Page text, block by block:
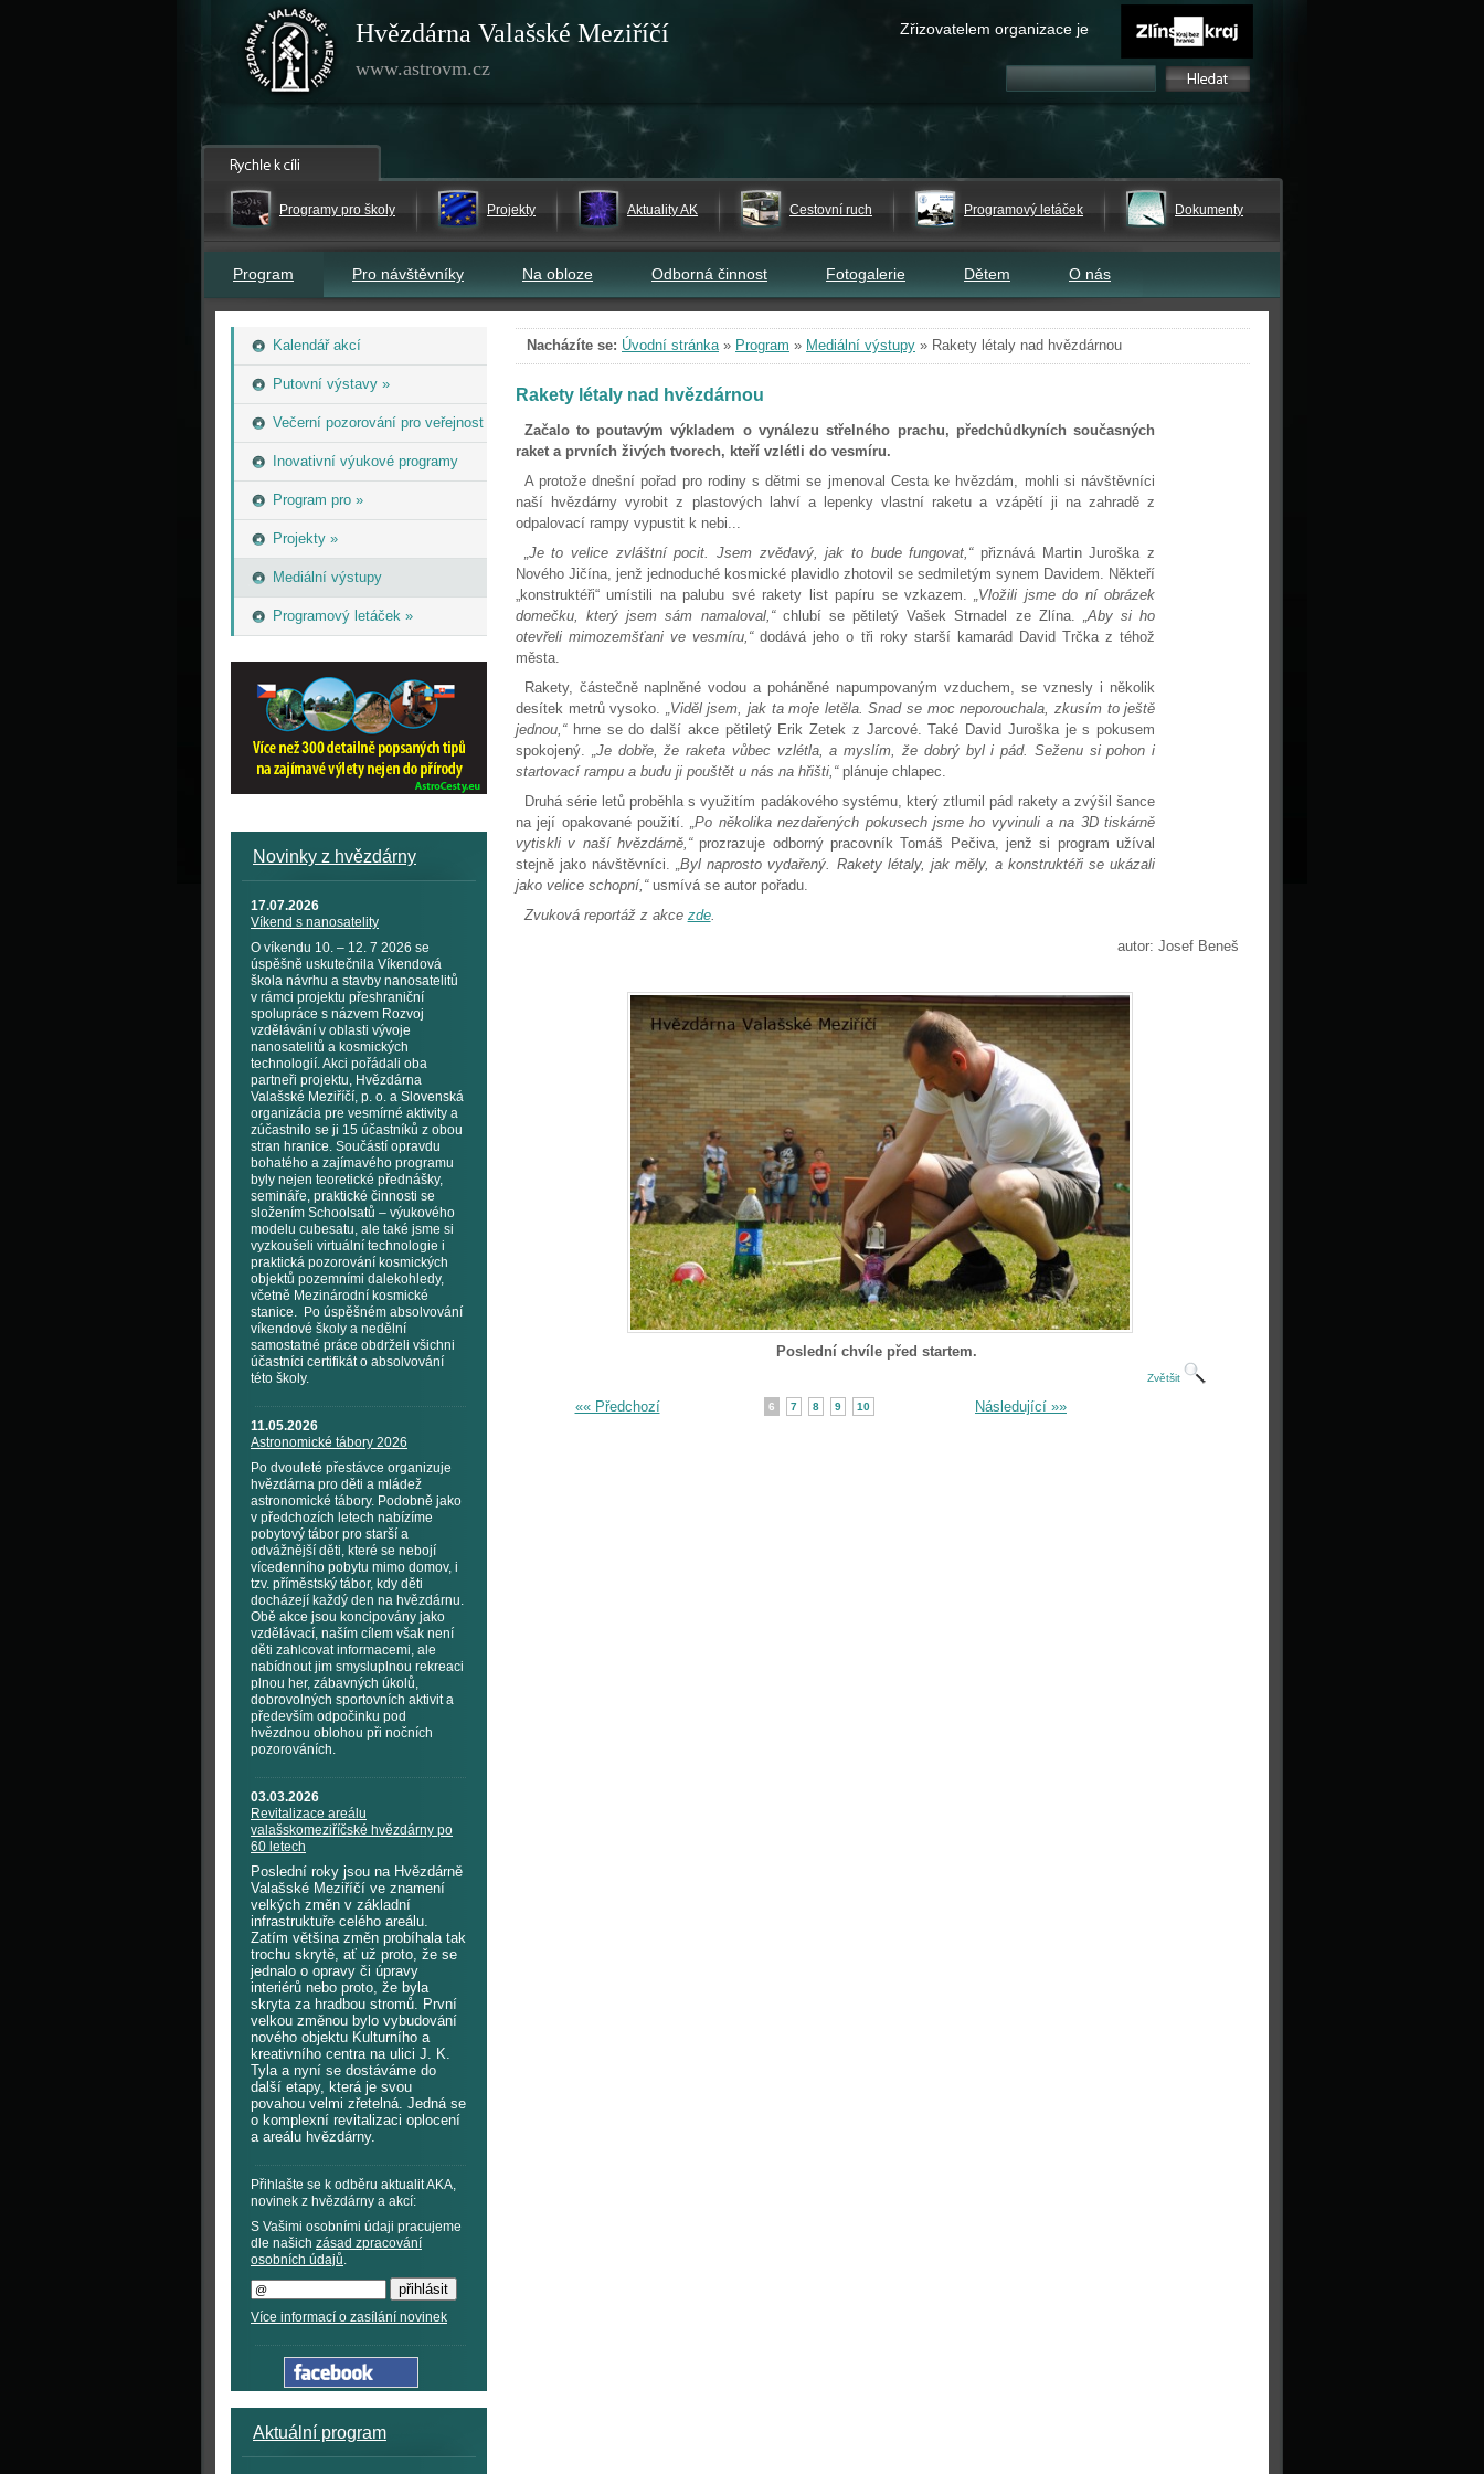
Hvězdárna Valašské Meziříčí
www.astrovm.cz
Zřizovatelem organizace je
Programy pro školy Projekty Aktuality AK Cestovní ruch Programový letáček Dokumenty
Program Pro návštěvníky Na obloze Odborná činnost Fotogalerie Dětem O nás
Kalendář akcí
Putovní výstavy »
Večerní pozorování pro veřejnost
Inovativní výukové programy
Program pro »
Projekty »
Mediální výstupy
Programový letáček »
Novinky z hvězdárny
17.07.2026
Víkend s nanosatelity
O víkendu 10. – 12. 7 2026 se
úspěšně uskutečnila Víkendová
škola návrhu a stavby nanosatelitů
v rámci projektu přeshraniční
spolupráce s názvem Rozvoj
vzdělávání v oblasti vývoje
nanosatelitů a kosmických
technologií. Akci pořádali oba
partneři projektu, Hvězdárna
Valašské Meziříčí, p. o. a Slovenská
organizácia pre vesmírné aktivity a
zúčastnilo se ji 15 účastníků z obou
stran hranice. Součástí opravdu
bohatého a zajímavého programu
byly nejen teoretické přednášky,
semináře, praktické činnosti se
složením Schoolsatů – výukového
modelu cubesatu, ale také jsme si
vyzkoušeli virtuální technologie i
praktická pozorování kosmických
objektů pozemními dalekohledy,
včetně Mezinárodní kosmické
stanice. Po úspěšném absolvování
víkendové školy a nedělní
samostatné práce obdrželi všichni
účastníci certifikát o absolvování
této školy.
11.05.2026
Astronomické tábory 2026
Po dvouleté přestávce organizuje
hvězdárna pro děti a mládež
astronomické tábory. Podobně jako
v předchozích letech nabízíme
pobytový tábor pro starší a
odvážnější děti, které se nebojí
vícedenního pobytu mimo domov, i
tzv. příměstský tábor, kdy děti
docházejí každý den na hvězdárnu.
Obě akce jsou koncipovány jako
vzdělávací, naším cílem však není
děti zahlcovat informacemi, ale
nabídnout jim smysluplnou rekreaci
plnou her, zábavných úkolů,
dobrovolných sportovních aktivit a
především odpočinku pod
hvězdnou oblohou při nočních
pozorováních.
03.03.2026
Revitalizace areálu
valašskomeziříčské hvězdárny po
60 letech
Poslední roky jsou na Hvězdárně
Valašské Meziříčí ve znamení
velkých změn v základní
infrastruktuře celého areálu.
Zatím většina změn probíhala tak
trochu skrytě, ať už proto, že se
jednalo o opravy či úpravy
interiérů nebo proto, že byla
skryta za hradbou stromů. První
velkou změnou bylo vybudování
nového objektu Kulturního a
kreativního centra na ulici J. K.
Tyla a nyní se dostáváme do
další etapy, která je svou
povahou velmi zřetelná. Jedná se
o komplexní revitalizaci oplocení
a areálu hvězdárny.
Přihlašte se k odběru aktualit AKA,
novinek z hvězdárny a akcí:
S Vašimi osobními údaji pracujeme
dle našich zásad zpracování
osobních údajů.
Více informací o zasílání novinek
Aktuální program
Nacházíte se: Úvodní stránka» Program » Mediální výstupy » Rakety létaly nad hvězdárnou
Rakety létaly nad hvězdárnou
Začalo to poutavým výkladem o vynálezu střelného prachu, předchůdkyních současných
raket a prvních živých tvorech, kteří vzlétli do vesmíru.
A protože dnešní pořad pro rodiny s dětmi se jmenoval Cesta ke hvězdám, mohli si návštěvníci
naší hvězdárny vyrobit z plastových lahví a lepenky vlastní raketu a vzápětí ji na zahradě z
odpalovací rampy vypustit k nebi...
„Je to velice zvláštní pocit. Jsem zvědavý, jak to bude fungovat,“ přiznává Martin Juroška z
Nového Jičína, jenž jednoduché kosmické plavidlo zhotovil se sedmiletým synem Davidem. Někteří
„konstruktéři“ umístili na palubu své rakety list papíru se vzkazem. „Vložili jsme do ní obrázek
domečku, který jsem sám namaloval,“chlubí se pětiletý Vašek Strnadel ze Zlína. „Aby si ho
otevřeli mimozemšťani ve vesmíru,“dodává jeho o tři roky starší kamarád David Trčka z téhož
města.
Rakety, částečně naplněné vodou a poháněné napumpovaným vzduchem, se vznesly i několik
desítek metrů vysoko. „Viděl jsem, jak ta moje letěla. Snad se moc neporouchala, zkusím to ještě
jednou,“hrne se do další akce pětiletý Erik Zetek z Jarcové. Také David Juroška je s pokusem
spokojený. „Je dobře, že raketa vůbec vzlétla, a myslím, že dobrý byl i pád. Seženu si pohon i
startovací rampu a budu ji pouštět u nás na hřišti,“ plánuje chlapec.
Druhá série letů proběhla s využitím padákového systému, který ztlumil pád rakety a zvýšil šance
na její opakované použití.„Po několika nezdařených pokusech jsme ho vyvinuli a na 3D tiskárně
vytiskli v naší hvězdárně,“ prozrazuje odborný pracovník Tomáš Pečiva, jenž si program užíval
stejně jako návštěvníci. „Byl naprosto vydařený. Rakety létaly, jak měly, a konstruktéři se ukázali
jako velice schopní,“ usmívá se autor pořadu.
Zvuková reportáž z akce zde.
autor: Josef Beneš
Poslední chvíle před startem.
Zvětšit
«« Předchozí 6 7 8 9 10 Následující »»